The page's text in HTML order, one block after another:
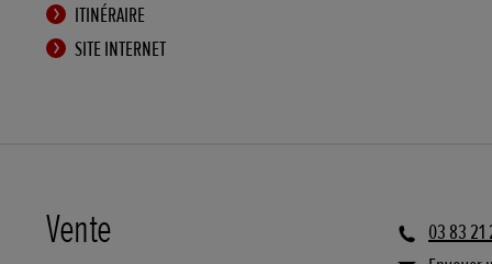
ITINÉRAIRE
SITE INTERNET
Vente
03 83 21